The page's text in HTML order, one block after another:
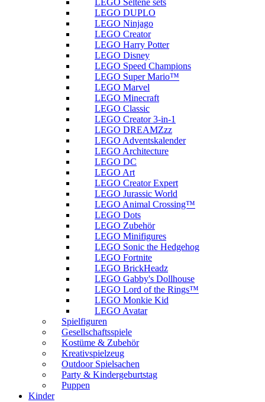
LEGO Seltene sets
LEGO DUPLO
LEGO Ninjago
LEGO Creator
LEGO Harry Potter
LEGO Disney
LEGO Speed Champions
LEGO Super Mario™
LEGO Marvel
LEGO Minecraft
LEGO Classic
LEGO Creator 3-in-1
LEGO DREAMZzz
LEGO Adventskalender
LEGO Architecture
LEGO DC
LEGO Art
LEGO Creator Expert
LEGO Jurassic World
LEGO Animal Crossing™
LEGO Dots
LEGO Zubehör
LEGO Minifigures
LEGO Sonic the Hedgehog
LEGO Fortnite
LEGO BrickHeadz
LEGO Gabby's Dollhouse
LEGO Lord of the Rings™
LEGO Monkie Kid
LEGO Avatar
Spielfiguren
Gesellschaftsspiele
Kostüme & Zubehör
Kreativspielzeug
Outdoor Spielsachen
Party & Kindergeburtstag
Puppen
Kinder